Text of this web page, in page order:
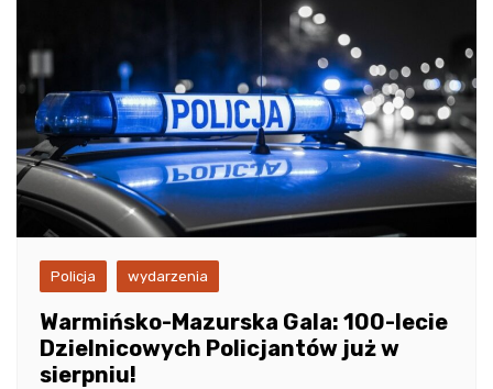
Policja wydarzenia
Warmińsko-Mazurska Gala: 100-lecie
Dzielnicowych Policjantów już w
sierpniu!